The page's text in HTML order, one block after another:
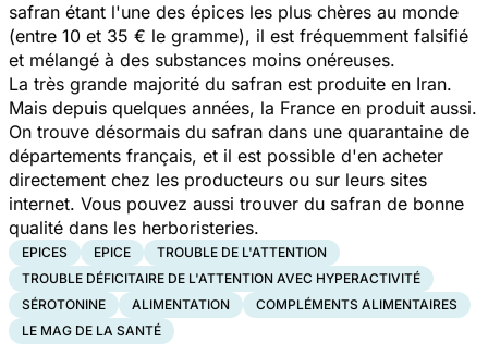
safran étant l'une des épices les plus chères au monde
(entre 10 et 35 € le gramme), il est fréquemment falsifié
et mélangé à des substances moins onéreuses.
La très grande majorité du safran est produite en Iran.
Mais depuis quelques années, la France en produit aussi.
On trouve désormais du safran dans une quarantaine de
départements français, et il est possible d'en acheter
directement chez les producteurs ou sur leurs sites
internet. Vous pouvez aussi trouver du safran de bonne
qualité dans les herboristeries.
EPICES EPICE
TROUBLE DE L'ATTENTION
TROUBLE DÉFICITAIRE DE L'ATTENTION AVEC HYPERACTIVITÉ
SÉROTONINE
ALIMENTATION
COMPLÉMENTS ALIMENTAIRES
LE MAG DE LA SANTÉ